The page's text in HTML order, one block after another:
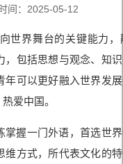
间：2025-05-12
世界舞台的关键能力
包括思想与观念、知
可以更好融入世界发
爱中国。
握一门外语，首选世
方式，所代表文化的